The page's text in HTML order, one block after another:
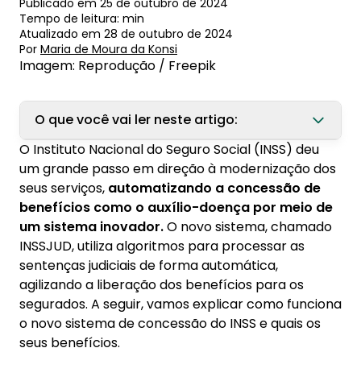
Publicado em 25 de outubro de 2024
Tempo de leitura: min
Atualizado em 28 de outubro de 2024
Por Maria de Moura da Konsi
Imagem: Reprodução / Freepik
O que você vai ler neste artigo:
1. Como o INSS vai conceder benefícios
automaticamente?
2. Quais são os principais benefícios dessa
automação do INSS?
3. Qual o futuro dos benefícios do INSS?
O Instituto Nacional do Seguro Social (INSS) deu
um grande passo em direção à modernização dos
seus serviços, automatizando a concessão de
benefícios como o auxílio-doença por meio de
um sistema inovador.O novo sistema, chamado
INSSJUD, utiliza algoritmos para processar as
sentenças judiciais de forma automática,
agilizando a liberação dos benefícios para os
segurados. A seguir, vamos explicar como funciona
o novo sistema de concessão do INSS e quais os
seus benefícios.